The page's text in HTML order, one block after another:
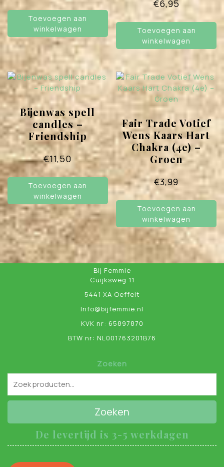
Toevoegen aan
winkelwagen
€6,95
Toevoegen aan
winkelwagen
Bijenwas spell
candles –
Friendship
€11,50
Toevoegen aan
winkelwagen
Fair Trade Votief
Wens Kaars Hart
Chakra (4e) –
Groen
€3,99
Toevoegen aan
winkelwagen
Bij Femmie
Cuijksweg 11
5441 XA Oeffelt
Info@bijfemmie.nl
KVK nr: 65897870
BTW nr: NL001763201B76
Zoeken
Zoeken
De levertijd is 3-5 werkdagen